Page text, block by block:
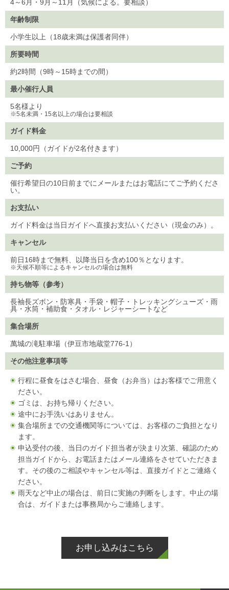
4～6月・9月～11月（気候による。要相談）
年齢制限
小学生以上（18歳未満は保護者同伴）
所要時間
約2時間（9時～15時までの間）
最小催行人員
5名様より
※5名未満・15名以上の場合は要相談
ガイド料金
10,000円（ガイドが2名付きます）
ご予約
催行希望日の10日前までにメールまたはお電話にてご予約くださ
い。
お支払い
ガイド料金は当日ガイドへ直接お支払いください（現金のみ）。
キャンセル
前日16時まで無料、以降当日を含め100％となります。
※天候不順等によるキャンセルの場合は無料
持ち物等（参考）
長袖長ズボン・防寒具・手袋・帽子・トレッキングシューズ・雨
具・水筒・補助食・タオル・レジャーシートなど
集合場所
萬城の滝駐車場（伊豆市地蔵堂776-1）
その他注意事項等
行程に昼食をはさむ場合、昼食（お弁当）はお客様でご用意く
ださい。
ゴミは、お持ち帰りください。
途中にお手洗いはありません。
集合場所までの交通機関等については、お客様のご負担となり
ます。
申込受付の後、当日のガイド担当者が決まり次第、確認のため
担当ガイドから、お電話またはメール連絡をさせていただきま
す。その後のご相談やキャンセル等は、直接ガイドとご連絡く
ださい。
雨天など中止の場合は、前日に実施の判断をします。中止の場
合は、ガイドまたは事務局からご連絡します。
お申し込みはこちら